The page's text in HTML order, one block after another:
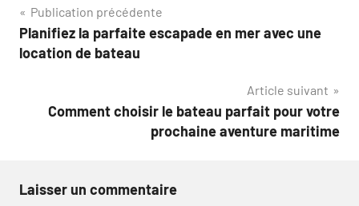
Navigation
de
Publication précédente
Planifiez la parfaite escapade en mer avec une
location de bateau
Article suivant
Comment choisir le bateau parfait pour votre
prochaine aventure maritime
Laisser un commentaire